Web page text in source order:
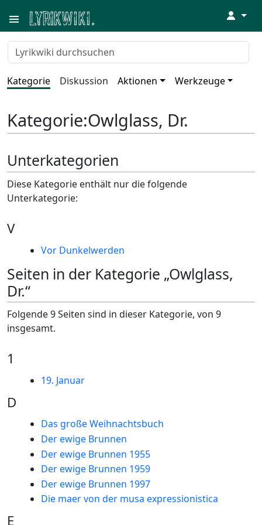
↓
Kategorie Diskussion Aktionen Werkzeuge
Kategorie:Owlglass, Dr.
Unterkategorien
Diese Kategorie enthält nur die folgende
Unterkategorie:
V
Vor Dunkelwerden
Seiten in der Kategorie „Owlglass,
Dr.“
Folgende 9 Seiten sind in dieser Kategorie, von 9
insgesamt.
1
19. Januar
D
Das große Weihnachtsbuch
Der ewige Brunnen
Der ewige Brunnen 1955
Der ewige Brunnen 1959
Der ewige Brunnen 1997
Die maer von der musa expressionistica
E